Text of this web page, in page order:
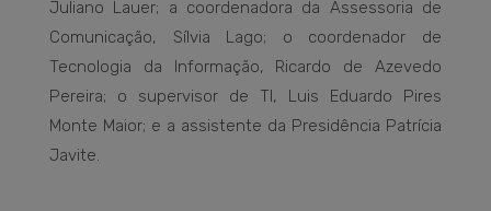
Juliano Lauer; a coordenadora da Assessoria de
Comunicação, Sílvia Lago; o coordenador de
Tecnologia da Informação, Ricardo de Azevedo
Pereira; o supervisor de TI, Luis Eduardo Pires
Monte Maior; e a assistente da Presidência Patrícia
Javite.